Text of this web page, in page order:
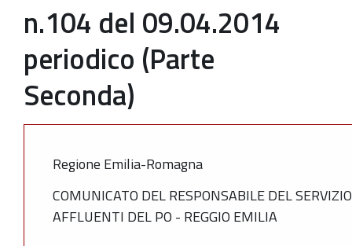
n.104 del 09.04.2014
periodico (Parte
Seconda)
Regione Emilia-Romagna
COMUNICATO DEL RESPONSABILE DEL
AFFLUENTI DEL PO - REGGIO EMILIA